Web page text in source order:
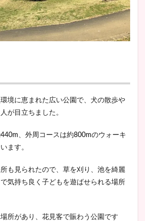
境に恵まれた広い公園で、犬の散歩や
が目立ちました。
、外周コースは約800mのウォーキ
ます。
も見られたので、草を刈り、池を綺麗
気持ち良く子どもを遊ばせられる場所
所があり、花見客で賑わう公園です